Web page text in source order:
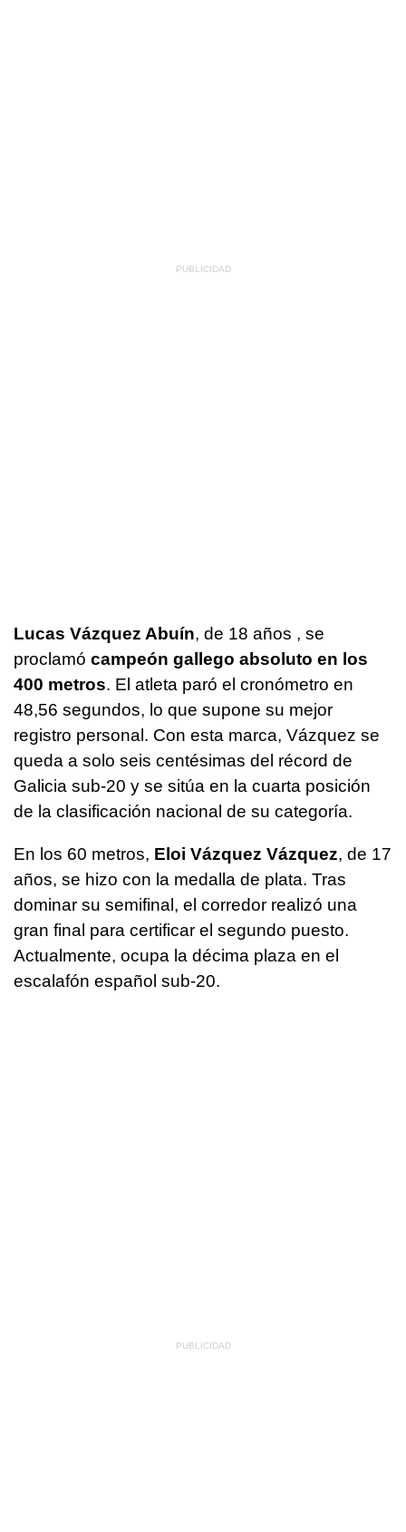
Lucas Vázquez Abuín, de 18 años , se
proclamó campeón gallego absoluto en los
400 metros. El atleta paró el cronómetro en
48,56 segundos, lo que supone su mejor
registro personal. Con esta marca, Vázquez se
queda a solo seis centésimas del récord de
Galicia sub-20 y se sitúa en la cuarta posición
de la clasificación nacional de su categoría.
En los 60 metros, Eloi Vázquez Vázquez, de 17
años, se hizo con la medalla de plata. Tras
dominar su semifinal, el corredor realizó una
gran final para certificar el segundo puesto.
Actualmente, ocupa la décima plaza en el
escalafón español sub-20.